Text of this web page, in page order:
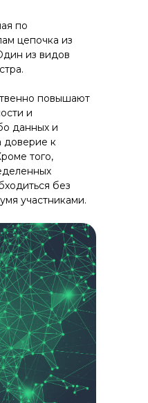
по
цепочка из
из видов
повышают
и
данных и
доверие к
того,
без
участниками.